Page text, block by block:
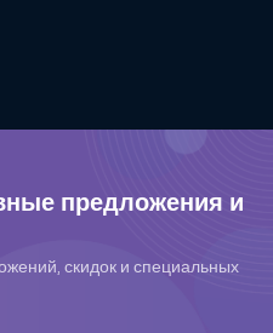
предложения и
скидок и специальных